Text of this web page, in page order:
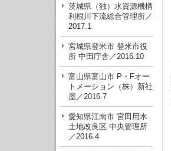
茨城県（独）水資源機構
利根川下流総合管理所／
2017.1
宮城県登米市 登米市役
所 中田庁舎／2016.10
富山県富山市 P・Fオー
トメーション（株）新社
屋／2016.7
愛知県江南市 宮田用水
土地改良区 中央管理所
／2016.4